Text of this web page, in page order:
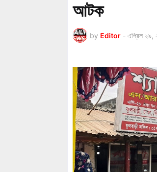
আটক
by Editor - এপ্রিল ২৯,